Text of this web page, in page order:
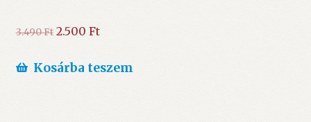
3.490Ft Original
was:
2.500 FtCurrent
is:
Kosárba teszem